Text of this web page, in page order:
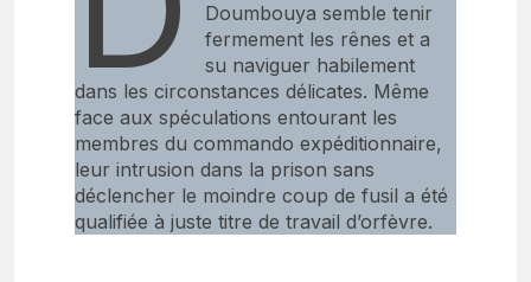
Doumbouya semble tenir
fermement les rênes et a
su naviguer habilement
dans les circonstances délicates. Même
face aux spéculations entourant les
membres du commando expéditionnaire,
leur intrusion dans la prison sans
déclencher le moindre coup de fusil a été
qualifiée à juste titre de travail d’orfèvre.